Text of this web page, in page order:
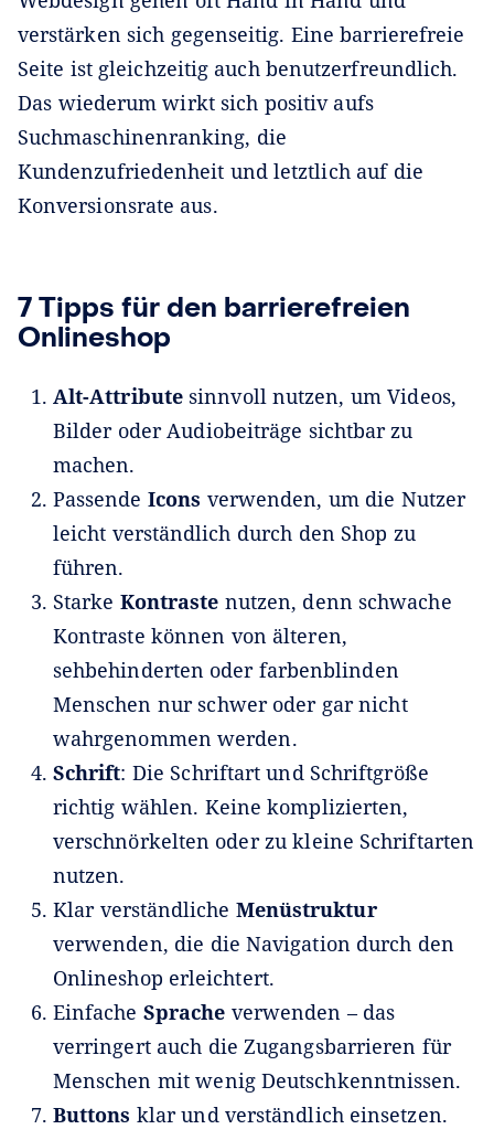
verstärken sich gegenseitig. Eine barrierefreie
Seite ist gleichzeitig auch benutzerfreundlich.
Das wiederum wirkt sich positiv aufs
Suchmaschinenranking, die
Kundenzufriedenheit und letztlich auf die
Konversionsrate aus.
7 Tipps für den barrierefreien
Onlineshop
Alt-Attributesinnvoll nutzen, um Videos,
Bilder oder Audiobeiträge sichtbar zu
machen.
Passende Icons verwenden, um die Nutzer
leicht verständlich durch den Shop zu
führen.
Starke Kontraste nutzen, denn schwache
Kontraste können von älteren,
sehbehinderten oder farbenblinden
Menschen nur schwer oder gar nicht
wahrgenommen werden.
Schrift: Die Schriftart und Schriftgröße
richtig wählen. Keine komplizierten,
verschnörkelten oder zu kleine Schriftarten
nutzen.
Klar verständliche Menüstruktur
verwenden, die die Navigation durch den
Onlineshop erleichtert.
Einfache Sprache verwenden – das
verringert auch die Zugangsbarrieren für
Menschen mit wenig Deutschkenntnissen.
Buttons klar und verständlich einsetzen.